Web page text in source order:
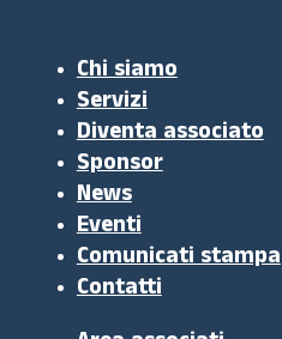
Chi siamo
Servizi
Diventa associato
Sponsor
News
Eventi
Comunicati stampa
Contatti